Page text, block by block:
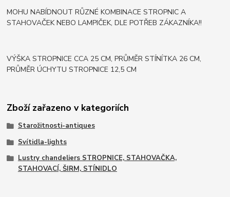
MOHU NABÍDNOUT RŮZNÉ KOMBINACE STROPNIC A
STAHOVAČEK NEBO LAMPIČEK, DLE POTŘEB ZÁKAZNÍKA!!
VÝŠKA STROPNICE CCA 25 CM, PRŮMĚR STÍNÍTKA 26 CM,
PRŮMĚR ÚCHYTU STROPNICE 12,5 CM
Zboží zařazeno v kategoriích
Starožitnosti-antiques
Svítidla-lights
Lustry chandeliers STROPNICE, STAHOVAČKA,
STAHOVACÍ, ŠIRM, STÍNIDLO